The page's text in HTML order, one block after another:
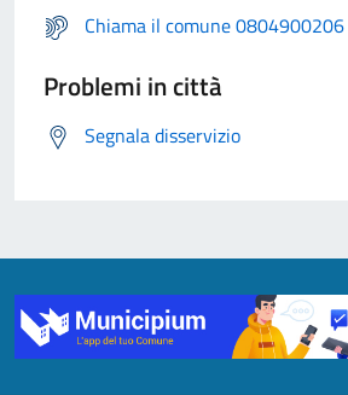
Chiama il comune 0804900206
Problemi in città
Segnala disservizio